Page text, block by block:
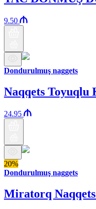
9.50
Dondurulmuş naggets
Naqqets Toyuqlu
24.95
20%
Dondurulmuş naggets
Miratorq